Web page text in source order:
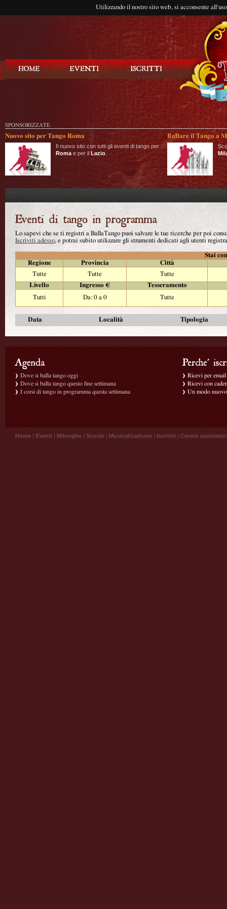
Utilizzando il nostro sito web, si acconsente
SPONSORIZZATE
Nuovo sito per Tango Roma
Il nuovo sito con tutti gli eventi di tango per
Roma e per il Lazio
Ballare il Tango a
Lo sapevi che se ti registri a BallaTango puoi salvare le tue ricerche per poi
Iscriviti adesso, e potrai subito utilizzare gli strumenti dedicati agli utenti
Stai
Regione
Provincia
Città
Tutte
Tutte
Tutte
Livello
Ingresso €
Tesseramento
Tutti
Da: 0 a 0 Tutte
Data Località Tipologia
Dove si balla tango oggi
Dove si balla tango questo fine settimana
I corsi di tango in programma questa settimana
Ricevi per
Ricevi con
Un modo
Home | Eventi | Milonghe | Scuole | Musicalizadores | Iscriviti | Centro